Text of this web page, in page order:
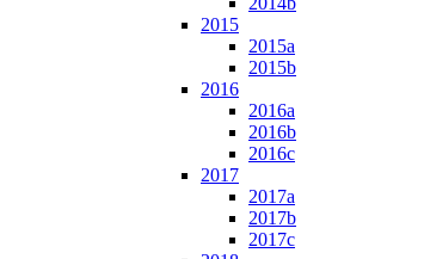
2015
2015a
2015b
2016
2016a
2016b
2016c
2017
2017a
2017b
2017c